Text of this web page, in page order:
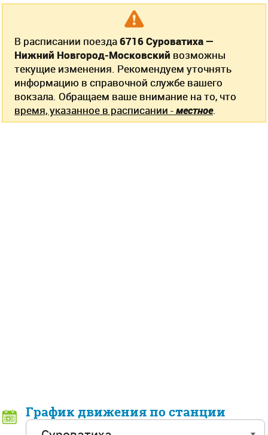
В расписании поезда6716 Суроватиха —
Нижний Новгород-Московский возможны
текущие изменения. Рекомендуем уточнять
информацию в справочной службе вашего
вокзала. Обращаем ваше внимание на то, что
время, указанное в расписании -местное.
График движения по станции